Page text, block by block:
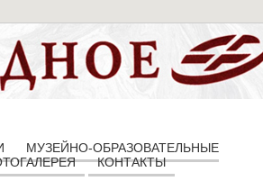
МУЗЕЙНО-ОБРАЗОВАТЕЛЬНЫЕ
КОНТАКТЫ